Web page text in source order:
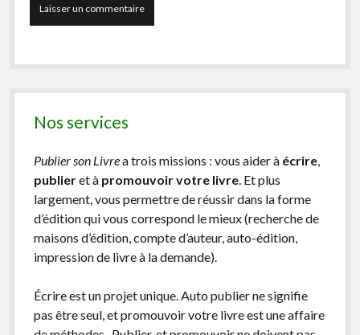
Nos services
Publier son Livrea trois missions : vous aider à écrire,
publieret à promouvoir votre livre. Et plus
largement, vous permettre de réussir dans la forme
d’édition qui vous correspond le mieux (recherche de
maisons d’édition, compte d’auteur, auto-édition,
impression de livre à la demande).
Écrire est un projet unique. Auto publier ne signifie
pas être seul, et promouvoir votre livre est une affaire